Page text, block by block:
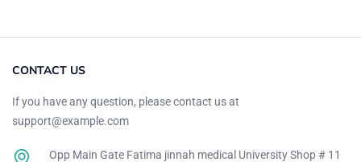
CONTACT US
If you have any question, please contact us at
support@example.com
Opp Main Gate Fatima jinnah medical University Shop # 11